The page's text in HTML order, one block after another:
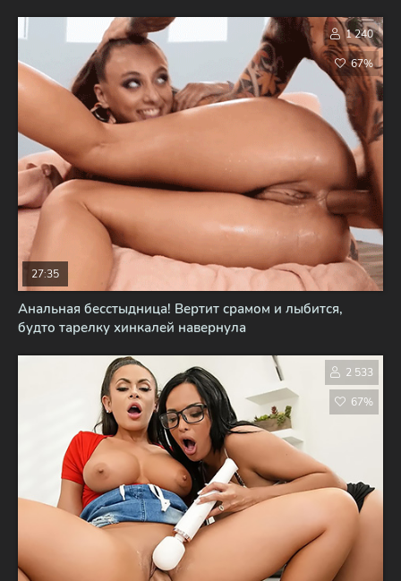
Анальная бесстыдница! Вертит срамом и лыбится,
будто тарелку хинкалей навернула
27:35
1 240
67%
2 533
67%